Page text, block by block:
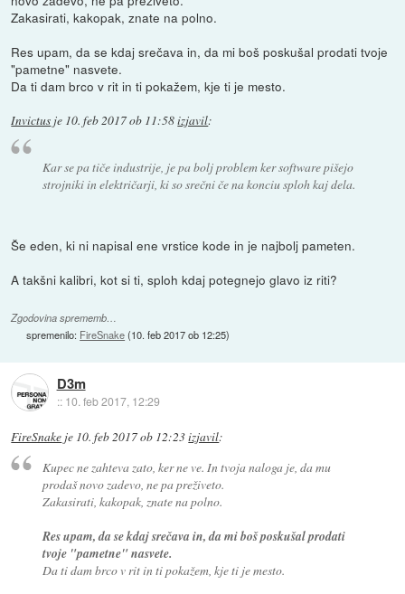
Zakasirati, kakopak, znate na polno.
Res upam, da se kdaj srečava in, da mi boš poskušal prodati tvoje
"pametne" nasvete.
Da ti dam brco v rit in ti pokažem, kje ti je mesto.
Invictus je 10. feb 2017 ob 11:58izjavil:
Kar se pa tiče industrije, je pa bolj problem ker software pišejo
strojniki in električarji, ki so srečni če na konciu sploh kaj dela.
Še eden, ki ni napisal ene vrstice kode in je najbolj pameten.
A takšni kalibri, kot si ti, sploh kdaj potegnejo glavo iz riti?
Zgodovina sprememb…
spremenilo: FireSnake(10. feb 2017 ob 12:25)
D3m
:: 10. feb 2017, 12:29
FireSnake je 10. feb 2017 ob 12:23izjavil:
Kupec ne zahteva zato, ker ne ve. In tvoja naloga je, da mu
prodaš novo zadevo, ne pa preživeto.
Zakasirati, kakopak, znate na polno.
Res upam, da se kdaj srečava in, da mi boš poskušal prodati
tvoje "pametne" nasvete.
Da ti dam brco v rit in ti pokažem, kje ti je mesto.